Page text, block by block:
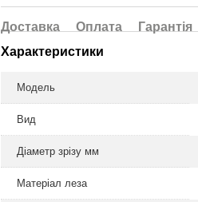
Доставка Оплата
Гарантія
Характеристики
Модель
Вид
Діаметр зрізу мм
Матеріал леза